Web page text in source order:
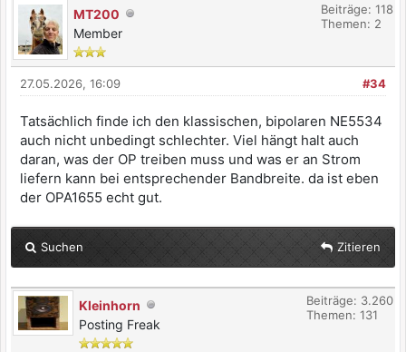
MT200
Member
Beiträge: 118
Themen: 2
#34
27.05.2026, 16:09
Tatsächlich finde ich den klassischen, bipolaren NE5534
auch nicht unbedingt schlechter. Viel hängt halt auch
daran, was der OP treiben muss und was er an Strom
liefern kann bei entsprechender Bandbreite. da ist eben
der OPA1655 echt gut.
Suchen Zitieren
Kleinhorn
Posting Freak
Beiträge: 3.260
Themen: 131